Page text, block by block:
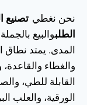
نحن نغطي تصنيع
الطلبوالبيع
المدى. يمتد نطاق
والغطاء والقاعدة،
القابلة للطي،
الورقية، والعلب